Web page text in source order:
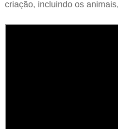
criação, incluindo os